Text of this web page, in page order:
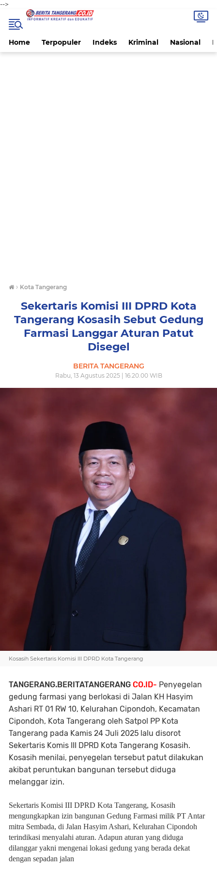
-->
Home Terpopuler Indeks Kriminal Nasional
› Kota Tangerang
Sekertaris Komisi III DPRD Kota
Tangerang Kosasih Sebut Gedung
Farmasi Langgar Aturan Patut
Disegel
BERITA TANGERANG
Rabu, 13 Agustus 2025 | 16.20.00 WIB
Kosasih Sekertaris Komisi III DPRD Kota Tangerang
TANGERANG.BERITATANGERANG CO.ID- Penyegelan
gedung farmasi yang berlokasi di Jalan KH Hasyim
Ashari RT 01 RW 10, Kelurahan Cipondoh, Kecamatan
Cipondoh, Kota Tangerang oleh Satpol PP Kota
Tangerang pada Kamis 24 Juli 2025 lalu disorot
Sekertaris Komis III DPRD Kota Tangerang Kosasih.
Kosasih menilai, penyegelan tersebut patut dilakukan
akibat peruntukan bangunan tersebut diduga
melanggar izin.
Sekertaris Komisi III DPRD Kota Tangerang, Kosasih
mengungkapkan izin bangunan Gedung Farmasi milik PT Antar
mitra Sembada, di Jalan Hasyim Ashari, Kelurahan Cipondoh
terindikasi menyalahi aturan. Adapun aturan yang diduga
dilanggar yakni mengenai lokasi gedung yang berada dekat
dengan sepadan jalan